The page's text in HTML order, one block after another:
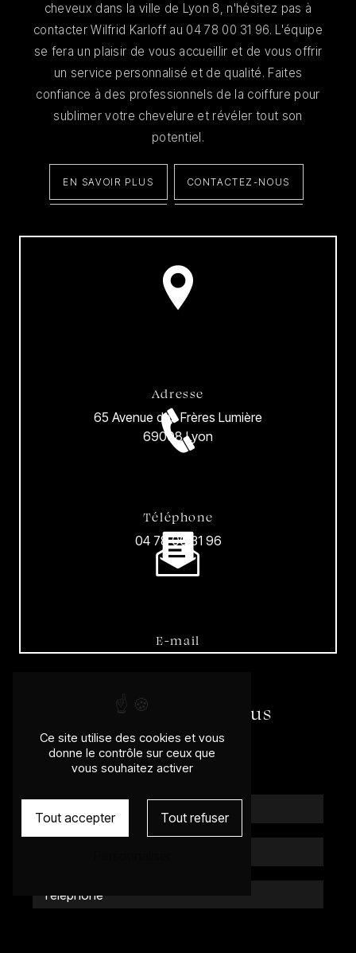
cheveux dans la ville de Lyon 8, n'hésitez pas à
contacter Wilfrid Karloff au 04 78 00 31 96. L'équipe
se fera un plaisir de vous accueillir et de vous offrir
un service personnalisé et de qualité. Faites
confiance à des professionnels de la coiffure pour
sublimer votre chevelure et révéler tout son
potentiel.
EN SAVOIR PLUS CONTACTEZ-NOUS
Adresse
65 Avenue des Frères Lumière
69008 Lyon
Téléphone
04 78 00 31 96
E-mail
N'hésitez pas à nous
contacter
Ce site utilise des cookies et vous
donne le contrôle sur ceux que
vous souhaitez activer
Tout accepter Tout refuser